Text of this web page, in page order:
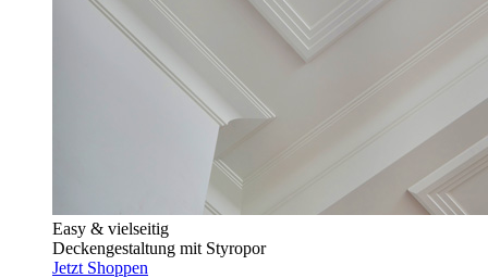
Easy & vielseitig
Deckengestaltung mit Styropor
Jetzt Shoppen